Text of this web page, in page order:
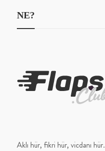
NE?
Aklı hür, fikri hür, vicdanı hür.